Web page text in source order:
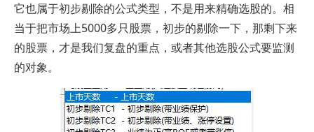
它也属于初步剔除的公式类型，不是用来精确选股的。相
当于把市场上5000多只股票，初步的剔除一下，那剩下来
的股票，才是我们复盘的重点，或者其他选股公式要监测
的对象。